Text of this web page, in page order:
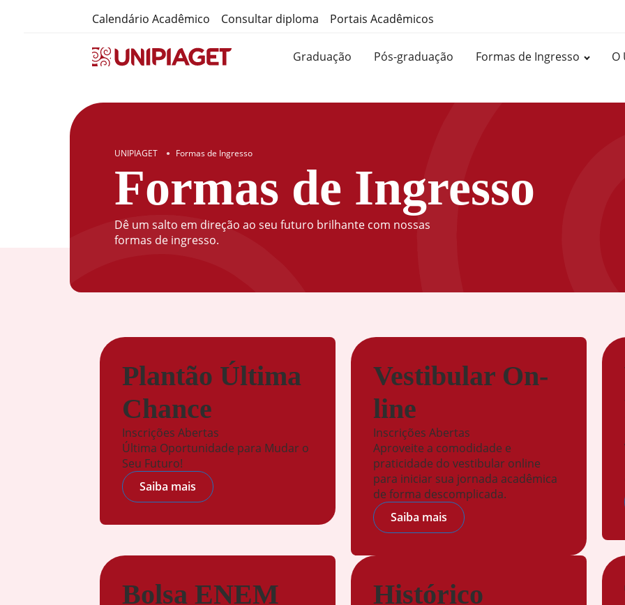
Calendário Acadêmico Consultar diploma Portais Acadêmicos
Graduação Pós-graduação Formas de Ingresso O
UNIPIAGET ● Formas de Ingresso
Formas de Ingresso
Dê um salto em direção ao seu futuro brilhante com nossas
formas de ingresso.
Plantão Última
Chance
Inscrições Abertas
Última Oportunidade para Mudar o
Seu Futuro!
Saiba mais
Vestibular On-
line
Inscrições Abertas
Aproveite a comodidade e
praticidade do vestibular online
para iniciar sua jornada acadêmica
de forma descomplicada.
Saiba mais
Bolsa ENEM
Histórico